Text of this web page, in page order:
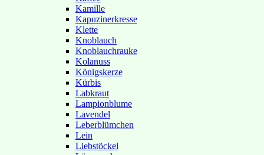
Kamille
Kapuzinerkresse
Klette
Knoblauch
Knoblauchrauke
Kolanuss
Königskerze
Kürbis
Labkraut
Lampionblume
Lavendel
Leberblümchen
Lein
Liebstöckel